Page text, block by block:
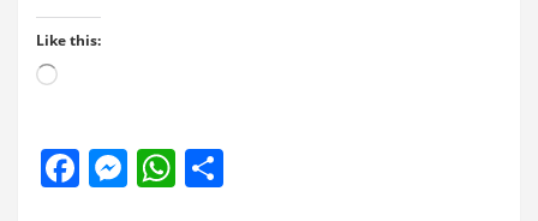
Like this:
Loading…
F
M W